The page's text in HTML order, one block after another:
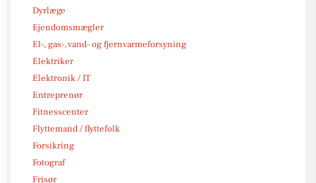
Dyrlæge
Ejendomsmægler
El-, gas-, vand- og fjernvarmeforsyning
Elektriker
Elektronik / IT
Entreprenør
Fitnesscenter
Flyttemand / flyttefolk
Forsikring
Fotograf
Frisør